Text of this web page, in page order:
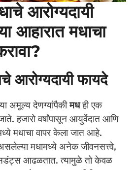
आरोग्यदायी
आहारात मधाचा
आरोग्यदायी फायदे
अमूल्य देणग्यांपैकीमधही एक
हजारो वर्षांपासून आयुर्वेदात आणि
मधाचा वापर केला जात आहे.
मधामध्ये अनेक जीवनसत्त्वे,
आढळतात. त्यामुळे तो केवळ